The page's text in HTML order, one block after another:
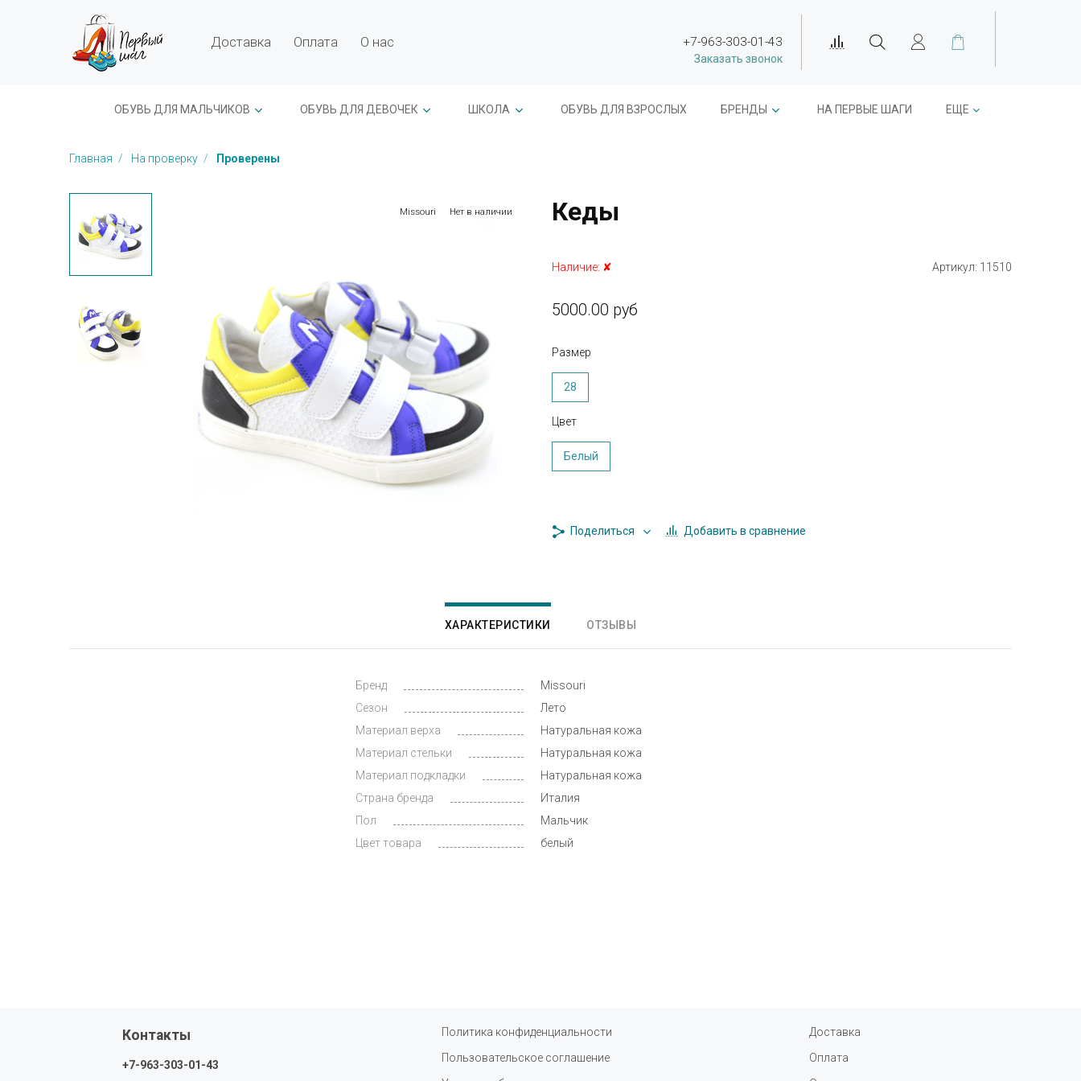
+7-963-303-01-43
Заказать звонок
Доставка Оплата О нас
ОБУВЬ ДЛЯ МАЛЬЧИКОВ ОБУВЬ ДЛЯ ДЕВОЧЕК ШКОЛА ОБУВЬ ДЛЯ ВЗРОСЛЫХ БРЕНДЫ НА ПЕРВЫЕ ШАГИ ЕЩЕ
Главная На проверку Проверены
Missouri Нет в наличии Кеды
Наличие: ✘ Артикул: 11510
5000.00 руб
Размер
28
Цвет
Белый
Поделиться Добавить в сравнение
ХАРАКТЕРИСТИКИ ОТЗЫВЫ
Бренд
Missouri
Сезон
Лето
Материал верха
Натуральная кожа
Материал стельки
Натуральная кожа
Материал подкладки
Натуральная кожа
Страна бренда
Италия
Пол
Мальчик
Цвет товара
белый
Политика конфиденциальности
Пользовательское соглашение
Доставка
Оплата
Контакты
+7-963-303-01-43